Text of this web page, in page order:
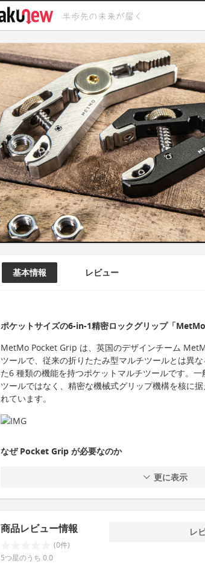
基本情報 レビュー
ポケットサイズの6-in-1精密ロックグリップ「
MetMo Pocket Grip は、英国のデザインチーム
ツールで、従来の折りたたみ型マルチツールとは異
た6 種類の機能を持つポケットマルチツールです。一
ツールではなく、精密な機械式グリップ機構を核に
れています。
なぜ Pocket Grip が必要なのか
更に表示
商品レビュー情報
(0件)
5つ星のうち 0.0
レ